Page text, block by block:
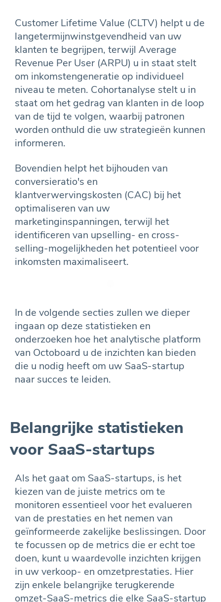
Customer Lifetime Value (CLTV) helpt u de
langetermijnwinstgevendheid van uw
klanten te begrijpen, terwijl Average
Revenue Per User (ARPU) u in staat stelt
om inkomstengeneratie op individueel
niveau te meten. Cohortanalyse stelt u in
staat om het gedrag van klanten in de loop
van de tijd te volgen, waarbij patronen
worden onthuld die uw strategieën kunnen
informeren.
Bovendien helpt het bijhouden van
conversieratio's en
klantverwervingskosten (CAC) bij het
optimaliseren van uw
marketinginspanningen, terwijl het
identificeren van upselling- en cross-
selling-mogelijkheden het potentieel voor
inkomsten maximaliseert.
In de volgende secties zullen we dieper
ingaan op deze statistieken en
onderzoeken hoe het analytische platform
van Octoboard u de inzichten kan bieden
die u nodig heeft om uw SaaS-startup
naar succes te leiden.
Belangrijke statistieken
voor SaaS-startups
Als het gaat om SaaS-startups, is het
kiezen van de juiste metrics om te
monitoren essentieel voor het evalueren
van de prestaties en het nemen van
geïnformeerde zakelijke beslissingen. Door
te focussen op de metrics die er echt toe
doen, kunt u waardevolle inzichten krijgen
in uw verkoop- en omzetprestaties. Hier
zijn enkele belangrijke terugkerende
omzet-SaaS-metrics die elke SaaS-startup